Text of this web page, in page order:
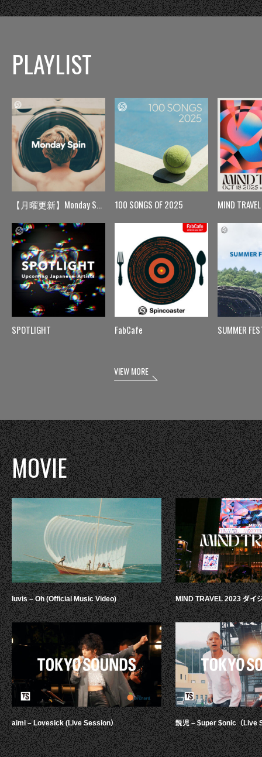
PLAYLIST
【月曜更新】Monday Spin
SPOTLIGHT
100 SONGS OF 2025
FabCafe
MIND TRAVEL
SUMMER
VIEW MORE
MOVIE
luvis – Oh (Official Music Video)
aimi – Lovesick (Live Session）
MIND TRAVEL 2023 ダイ
鋭児 – $uper $onic（Live